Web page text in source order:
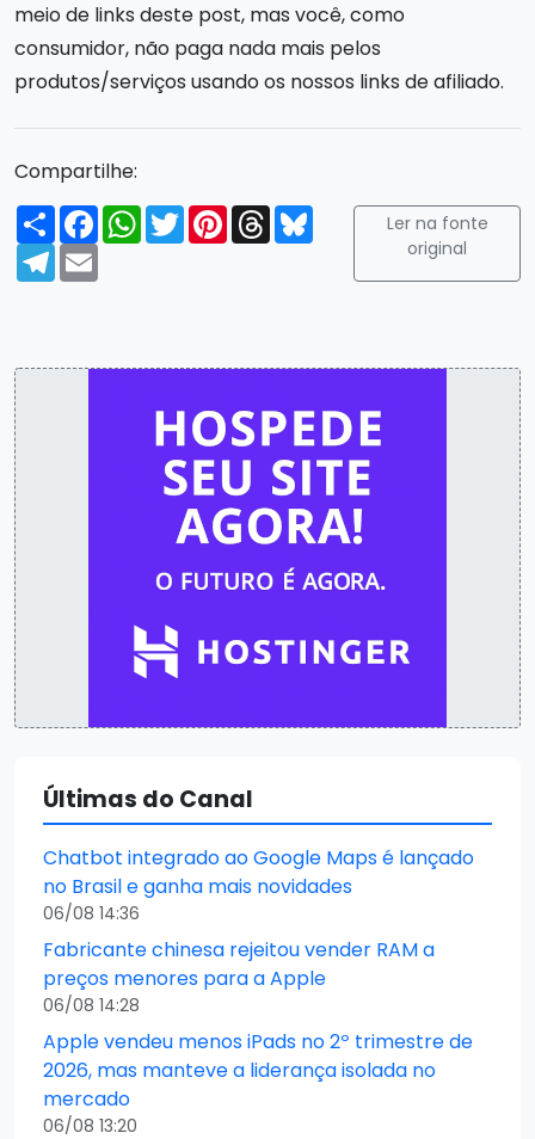
meio de links deste post, mas você, como
consumidor, não paga nada mais pelos
produtos/serviços usando os nossos links de afiliado.
Compartilhe:
Compartilhar
FacebookWhatsApp
TwitterPinterest
ThreadsBluesky
Telegram
Email
Ler na fonte
original
Últimas do Canal
Chatbot integrado ao Google Maps é lançado
no Brasil e ganha mais novidades
06/08 14:36
Fabricante chinesa rejeitou vender RAM a
preços menores para a Apple
06/08 14:28
Apple vendeu menos iPads no 2º trimestre de
2026, mas manteve a liderança isolada no
mercado
06/08 13:20